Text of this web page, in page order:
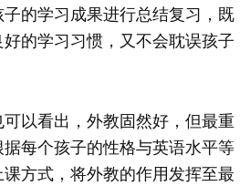
的学习成果进行总结复习，既
的学习习惯，又不会耽误孩子
以看出，外教固然好，但最重
每个孩子的性格与英语水平等
方式，将外教的作用发挥至最